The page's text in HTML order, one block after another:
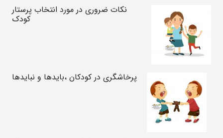
نکات ضروری در مورد انتخاب پرستار
کودک
پرخاشگری در کودکان ،بایدها و نبایدها